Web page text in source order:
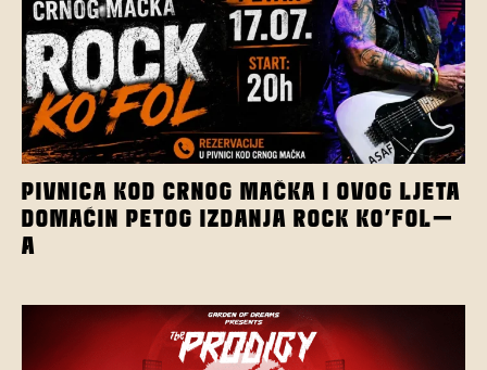
PIVNICA KOD CRNOG MAČKA I OVOG LJETA
DOMAĆIN PETOG IZDANJA ROCK KO’FOL-
A